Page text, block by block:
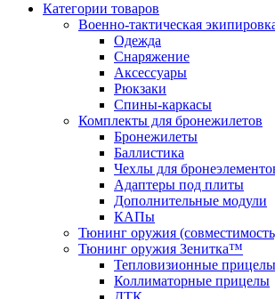
Категории товаров
Военно-тактическая
Одежда
Снаряжение
Аксессуары
Рюкзаки
Спины-каркасы
Комплекты для бронежилетов
Бронежилеты
Баллистика
Чехлы для
Адаптеры под плиты
Дополнительные модули
КАПы
Тюнинг оружия
Тюнинг оружия Зенитка™
Тепловизионные прицелы
Коллиматорные прицелы